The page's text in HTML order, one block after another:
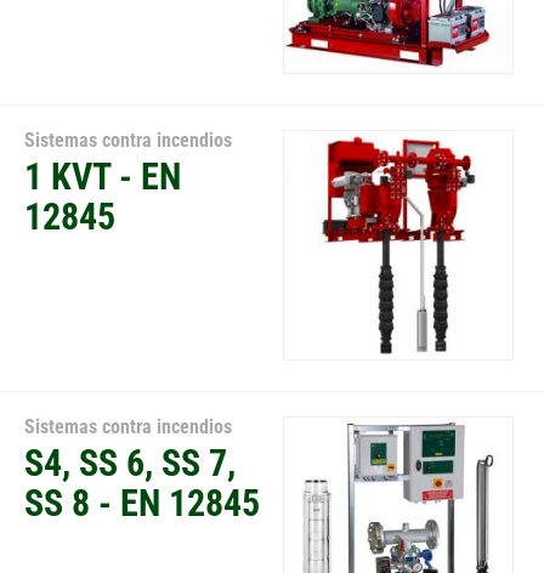
Sistemas contra incendios
1 KVT - EN
12845
Sistemas contra incendios
S4, SS 6, SS 7,
SS 8 - EN 12845